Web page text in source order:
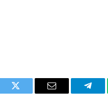
Twitter Email